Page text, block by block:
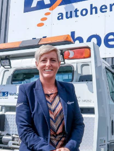
Total loss